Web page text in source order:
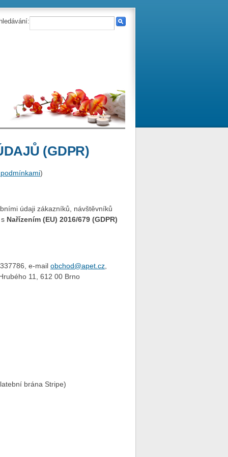
(GDPR)
)
údaji zákazníků, návštěvníků
Nařízením (EU) 2016/679 (GDPR)
e-mail obchod@apet.cz,
11, 612 00 Brno
brána Stripe)